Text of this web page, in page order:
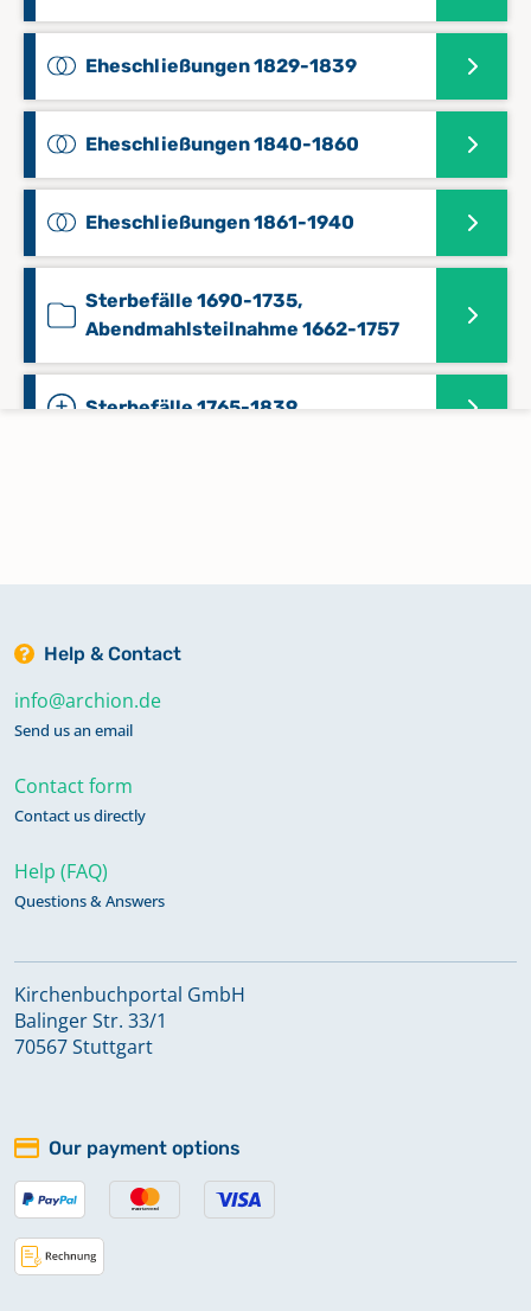
Eheschließungen 1829-1839
Eheschließungen 1840-1860
Eheschließungen 1861-1940
Sterbefälle 1690-1735,
Abendmahlsteilnahme 1662-1757
Sterbefälle 1765-1839
Keine verfügbaren Digitalisate
1765
Taufen 1840-1857
Help & Contact
info@archion.de
Send us an email
Contact form
Contact us directly
Help (FAQ)
Questions & Answers
Kirchenbuchportal GmbH
Balinger Str. 33/1
70567 Stuttgart
Our payment options